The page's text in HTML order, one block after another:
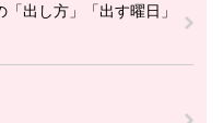
出し方」「出す曜日」